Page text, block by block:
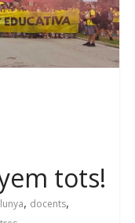
tots!
, docents,